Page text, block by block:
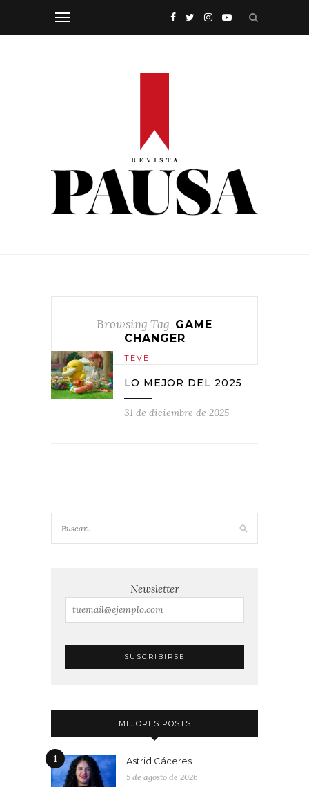
Browsing Tag GAME
CHANGER
TEVÉ
LO MEJOR DEL 2025
31 de diciembre de 2025
Newsletter
MEJORES POSTS
1 Astrid Cáceres
5 de agosto de 2026